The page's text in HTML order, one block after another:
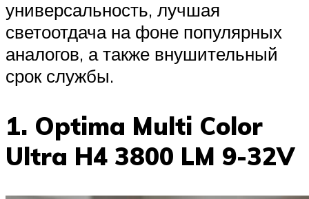
универсальность, лучшая
светоотдача на фоне популярных
аналогов, а также внушительный
срок службы.
1. Optima Multi Color
Ultra H4 3800 LM 9-32V